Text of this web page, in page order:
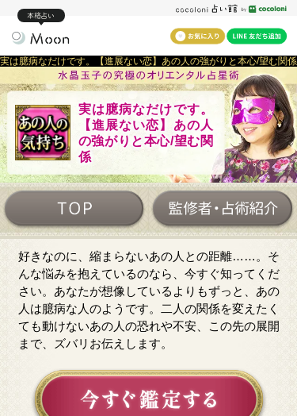
本格占い
実は臆病なだけです。【進展ない恋】あの人の強がりと本心/望む関係
実は臆病なだけです。
【進展ない恋】あの人
の強がりと本心/望む関
係
好きなのに、縮まらないあの人との距離……。そ
んな悩みを抱えているのなら、今すぐ知ってくだ
さい。あなたが想像しているよりもずっと、あの
人は臆病な人のようです。二人の関係を変えたく
ても動けないあの人の恐れや不安、この先の展開
まで、ズバリお伝えします。